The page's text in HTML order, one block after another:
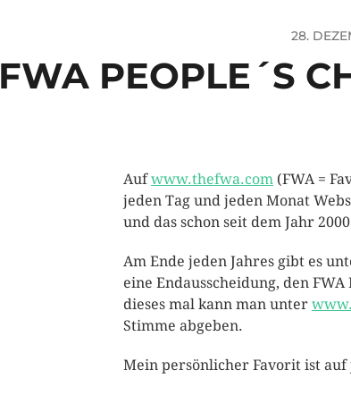
28.
FWA PEOPLE´S
Aufwww.thefwa.com (FWA =
jeden Tag und jeden Monat
und das schon seit dem Jahr
Am Ende jeden Jahres gibt es
eine Endausscheidung, den
dieses mal kann man unter
Stimme abgeben.
Mein persönlicher Favorit ist auf